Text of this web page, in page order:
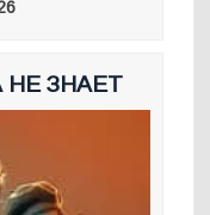
ЗНАЕТ